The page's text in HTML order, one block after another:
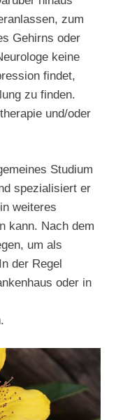
zum
Gehirns oder
keine
findet,
zu finden.
und/oder
Studium
spezialisiert er
weiteres
kann. Nach dem
um als
der Regel
oder in